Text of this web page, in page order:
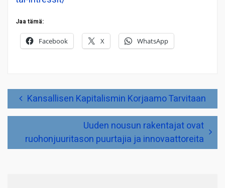
Jaa tämä:
Facebook X WhatsApp
Artikkelien
selausKansallisen Kapitalismin Korjaamo Tarvitaan
Uuden nousun rakentajat ovat
ruohonjuuritason puurtajia ja innovaattoreita